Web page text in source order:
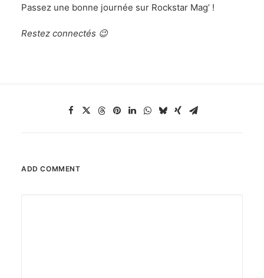
Passez une bonne journée sur Rockstar Mag’ !
Restez connectés 😉
ADD COMMENT